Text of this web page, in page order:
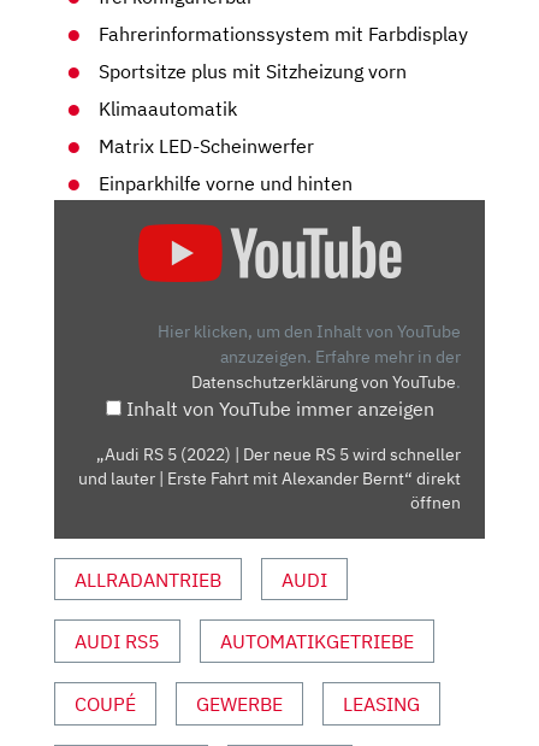
Fahrerinformationssystem mit Farbdisplay
Sportsitze plus mit Sitzheizung vorn
Klimaautomatik
Matrix LED-Scheinwerfer
Einparkhilfe vorne und hinten
WIRD
LAUTER
ERSTE
FAHRT
ALEXANDER
BERNT“
Hier klicken, um den Inhalt von YouTube
anzuzeigen. Erfahre mehr in der
Datenschutzerklärung von YouTube.
Inhalt von YouTube immer anzeigen
„Audi RS 5 (2022) | Der neue RS 5 wird schneller
und lauter | Erste Fahrt mit Alexander Bernt“ direkt
öffnen
ALLRADANTRIEB AUDI
AUDI RS5 AUTOMATIKGETRIEBE
COUPÉ GEWERBE LEASING